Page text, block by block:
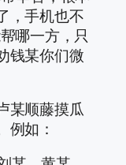
，手机也不
哪一方，只
钱某你们微
某顺藤摸瓜
例如：